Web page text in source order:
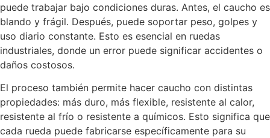
puede trabajar bajo condiciones duras. Antes, el caucho es
blando y frágil. Después, puede soportar peso, golpes y
uso diario constante. Esto es esencial en ruedas
industriales, donde un error puede significar accidentes o
daños costosos.
El proceso también permite hacer caucho con distintas
propiedades: más duro, más flexible, resistente al calor,
resistente al frío o resistente a químicos. Esto significa que
cada rueda puede fabricarse específicamente para su